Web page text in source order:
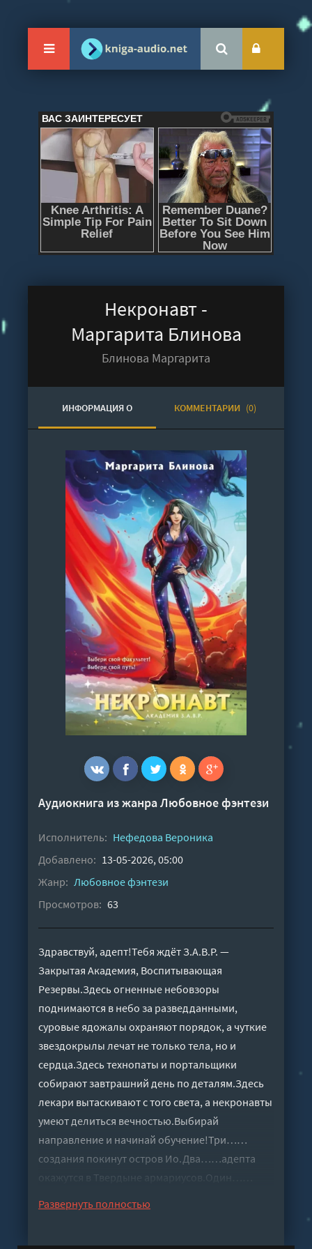
Некронавт -
Маргарита Блинова
Блинова Маргарита
ИНФОРМАЦИЯ О
АУДИОКНИГЕ
КОММЕНТАРИИ (0)
Аудиокнига из жанраЛюбовное фэнтези
Исполнитель: Нефедова Вероника
Добавлено: 13-05-2026, 05:00
Жанр: Любовное фэнтези
Просмотров: 63
Здравствуй, адепт!Тебя ждёт З.А.В.Р. —
Закрытая Академия, Воспитывающая
Резервы.Здесь огненные небовзоры
поднимаются в небо за разведданными,
суровые ядожалы охраняют порядок, а чуткие
звездокрылы лечат не только тела, но и
сердца.Здесь технопаты и портальщики
собирают завтрашний день по деталям.Здесь
лекари вытаскивают с того света, а некронавты
умеют делиться вечностью.Выбирай
направление и начинай обучение!Три……
создания покинут остров Ио.Два……адепта
окажутся в Твердыне армариусов.Один……
Грандиозная развязка истории Адрианы Нэш в
Развернуть полностью